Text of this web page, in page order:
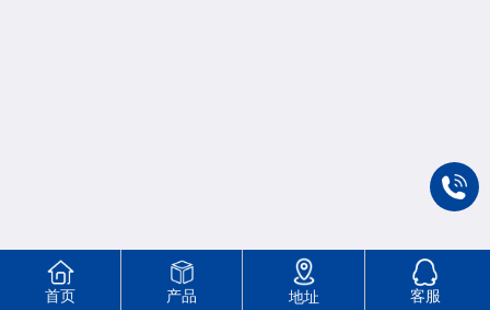
首页 产品 地址 客服